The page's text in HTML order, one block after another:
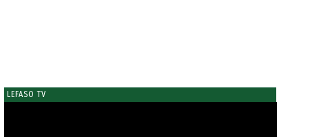
LEFASO TV